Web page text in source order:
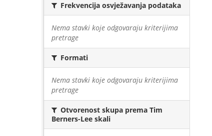
Frekvencija osvježavanja podataka
Nema stavki koje odgovaraju kriterijima
pretrage
Formati
Nema stavki koje odgovaraju kriterijima
pretrage
Otvorenost skupa prema Tim
Berners-Lee skali